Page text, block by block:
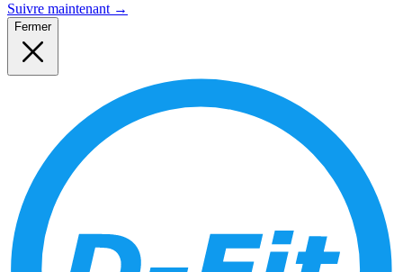
Suivre maintenant →
Fermer